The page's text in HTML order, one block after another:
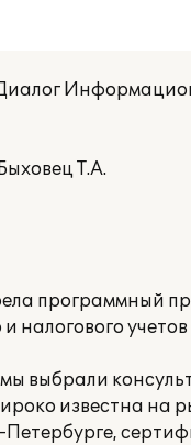
Т.А.
программный
и налогового
мы выбрали
известна на
Петербурге,